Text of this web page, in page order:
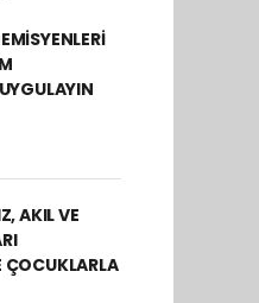
AKIL VE
ÇOCUKLARLA